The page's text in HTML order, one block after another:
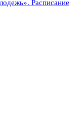
Расписание